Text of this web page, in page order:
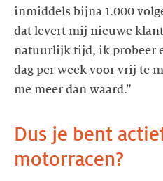
inmiddels bijna 1.000
dat levert mij nieuwe
natuurlijk tijd, ik probeer
dag per week voor vrij te
me meer dan waard.”
Dus je bent
motorracen?